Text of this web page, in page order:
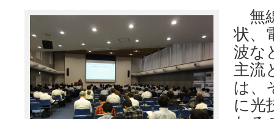
無
状、
波な
主流
は、
に光